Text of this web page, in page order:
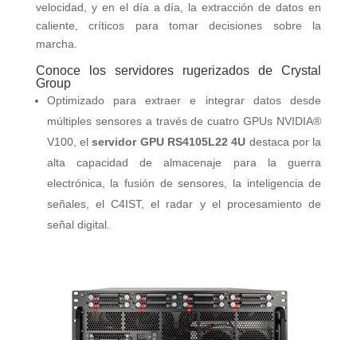
velocidad, y en el día a día, la extracción de datos en
caliente, críticos para tomar decisiones sobre la
marcha.
Conoce los servidores rugerizados de Crystal
Group
Optimizado para extraer e integrar datos desde
múltiples sensores a través de cuatro GPUs NVIDIA®
V100, elservidor GPU RS4105L22 4U destaca por la
alta capacidad de almacenaje para la guerra
electrónica, la fusión de sensores, la inteligencia de
señales, el C4IST, el radar y el procesamiento de
señal digital.